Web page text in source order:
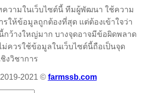
ความในเว็บไซต์นี้ ทีมผู้พัฒนา ใช้ความ
ให้ข้อมูลถูกต้องที่สุด แต่ต้องเข้าใจว่า
กว้างใหญ่มาก บางจุดอาจมีข้อผิดพลาด
ม่ควรใช้ข้อมูลในเว็บไซต์นี้ถือเป็นจุด
งวิชาการ
2021 © farmssb.com